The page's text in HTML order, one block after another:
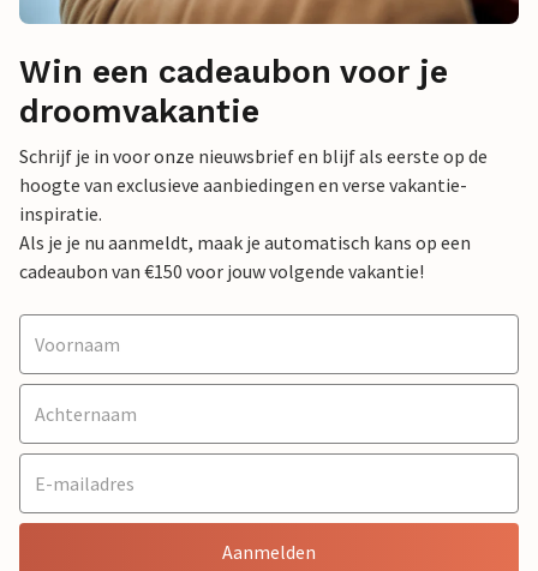
Win een cadeaubon voor je
droomvakantie
Schrijf je in voor onze nieuwsbrief en blijf als eerste op de
hoogte van exclusieve aanbiedingen en verse vakantie-
inspiratie.
Als je je nu aanmeldt, maak je automatisch kans op een
cadeaubon van €150 voor jouw volgende vakantie!
Aanmelden